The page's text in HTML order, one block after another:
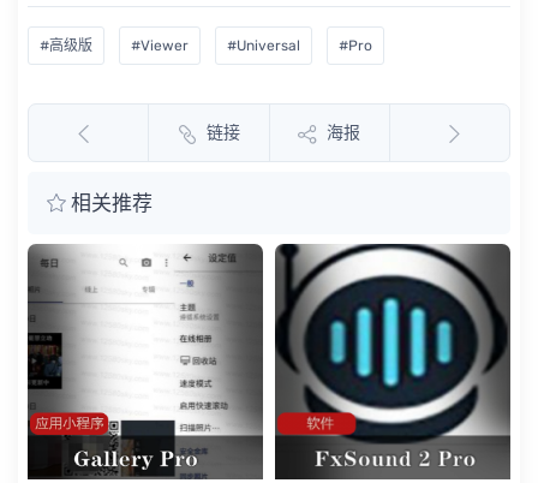
#高级版 #Viewer #Universal #Pro
链接 海报
相关推荐